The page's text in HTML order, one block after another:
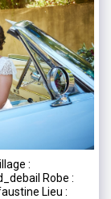
:
Robe :
Lieu :